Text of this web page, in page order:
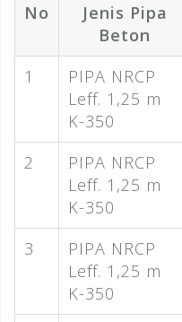
No
Jenis Pipa
Beton
1
PIPA NRCP
Leff. 1,25 m
K-350
2
PIPA NRCP
Leff. 1,25 m
K-350
3
PIPA NRCP
Leff. 1,25 m
K-350